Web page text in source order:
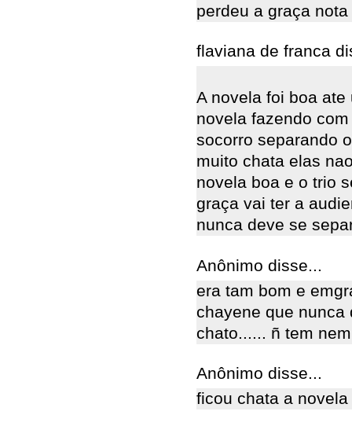
perdeu a graça
flaviana de franca
A novela foi boa
novela fazendo
socorro separando
muito chata elas
novela boa e o trio
graça vai ter a
nunca deve se
Anônimo disse...
era tam bom e
chayene que
chato...... ñ tem
Anônimo disse...
ficou chata a novela